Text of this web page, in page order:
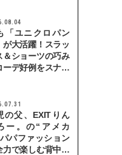
「ユニクロパン
が大活躍！スラッ
＆ショーツの巧み
ーデ好例をスナッ
の父、EXITりん
ー。の“アメカ
パファッション
力で楽しむ背中を